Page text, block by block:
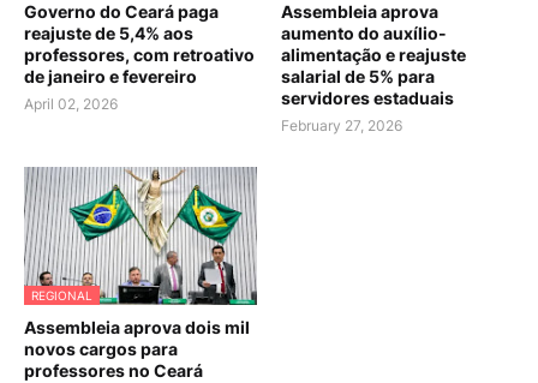
Governo do Ceará paga
reajuste de 5,4% aos
professores, com retroativo
de janeiro e fevereiro
April 02, 2026
Assembleia aprova
aumento do auxílio-
alimentação e reajuste
salarial de 5% para
servidores estaduais
February 27, 2026
REGIONAL
Assembleia aprova dois mil
novos cargos para
professores no Ceará